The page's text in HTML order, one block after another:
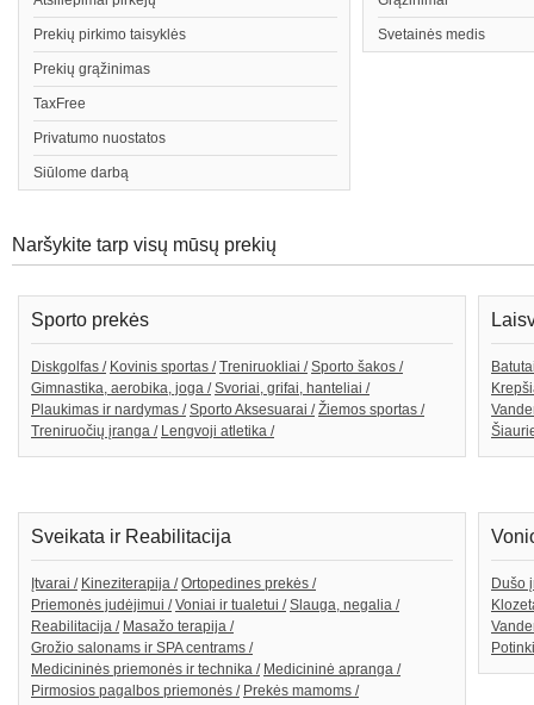
Prekių pirkimo taisyklės
Prekių grąžinimas
TaxFree
Privatumo nuostatos
Siūlome darbą
Svetainės medis
Naršykite tarp visų mūsų prekių
Sporto prekės
Diskgolfas / Kovinis sportas / Treniruokliai / Sporto šakos /
Gimnastika, aerobika, joga / Svoriai, grifai, hanteliai /
Plaukimas ir nardymas / Sporto Aksesuarai / Žiemos sportas /
Treniruočių įranga / Lengvoji atletika /
Sveikata ir Reabilitacija
Įtvarai / Kineziterapija / Ortopedines prekės /
Priemonės judėjimui / Voniai ir tualetui / Slauga, negalia /
Reabilitacija / Masažo terapija /
Grožio salonams ir SPA centrams /
Medicininės priemonės ir technika / Medicininė apranga /
Pirmosios pagalbos priemonės / Prekės mamoms /
Dušo